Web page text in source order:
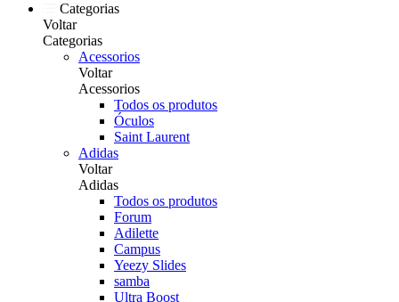
Categorias
Voltar
Categorias
Acessorios
Voltar
Acessorios
Todos os produtos
Óculos
Saint Laurent
Adidas
Voltar
Adidas
Todos os produtos
Forum
Adilette
Campus
Yeezy Slides
samba
Ultra Boost